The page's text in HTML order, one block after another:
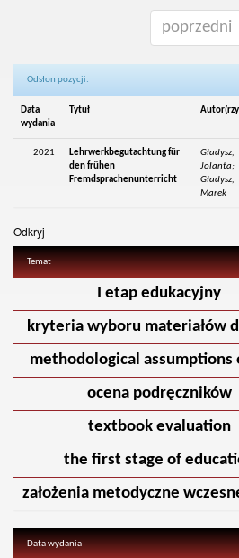
poprzedni
Odsłon pozycji:
Data
wydania
Tytuł
2021
Lehrwerkbegutachtung für
den frühen
Fremdsprachenunterricht
Gładysz,
Jolanta;
Gładysz,
Marek
Odkryj
Temat
I etap edukacyjny
kryteria wyboru materiałów
methodological assumptions
ocena podręczników
textbook evaluation
the first stage of
założenia metodyczne
Data wydania